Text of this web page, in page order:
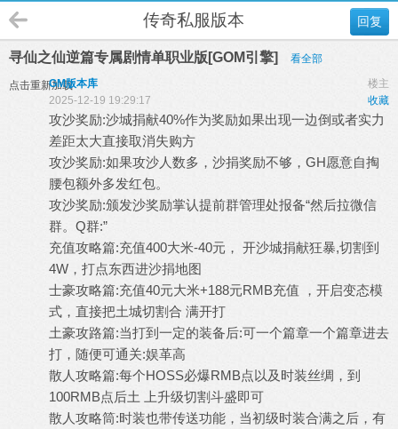
回复
传奇私服版本
寻仙之仙逆篇专属剧情单职业版[GOM引擎] 看全部
点击重新加载 楼主
GM版本库
收藏
2025-12-19 19:29:17
攻沙奖励:沙城捐献40%作为奖励如果出现一边倒或者实力
差距太大直接取消失购方
攻沙奖励:如果攻沙人数多，沙捐奖励不够，GH愿意自掏
腰包额外多发红包。
攻沙奖励:颁发沙奖励掌认提前群管理处报备“然后拉微信
群。Q群:”
充值攻略篇:充值400大米-40元， 开沙城捐献狂暴,切割到
4W，打点东西进沙捐地图
士豪攻略篇:充值40元大米+188元RMB充值 ，开启变态模
式，直接把土城切割合 满开打
土豪攻路篇:当打到一定的装备后:可一个篇章一个篇章进去
打，随便可通关:娱革高
散人攻略篇:每个HOSS必爆RMB点以及时装丝绸，到
100RMB点后土 上升级切割斗盛即可
散人攻略筒:时装也带传送功能，当初级时装合满之后，有